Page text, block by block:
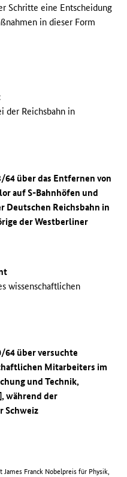
Schritte eine Entscheidung
in dieser Form
der Reichsbahn in
über das Entfernen von
auf S-Bahnhöfen und
Deutschen Reichsbahn in
der Westberliner
wissenschaftlichen
64 über versuchte
Mitarbeiters im
und Technik,
während der
Schweiz
Franck Nobelpreis für Physik,